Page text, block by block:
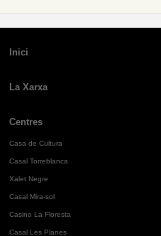
Inici
La Xarxa
Centres
Casa de Cultura
Casal Torreblanca
Xalet Negre
Casal Mira-sol
Casino La Floresta
Casal Les Planes